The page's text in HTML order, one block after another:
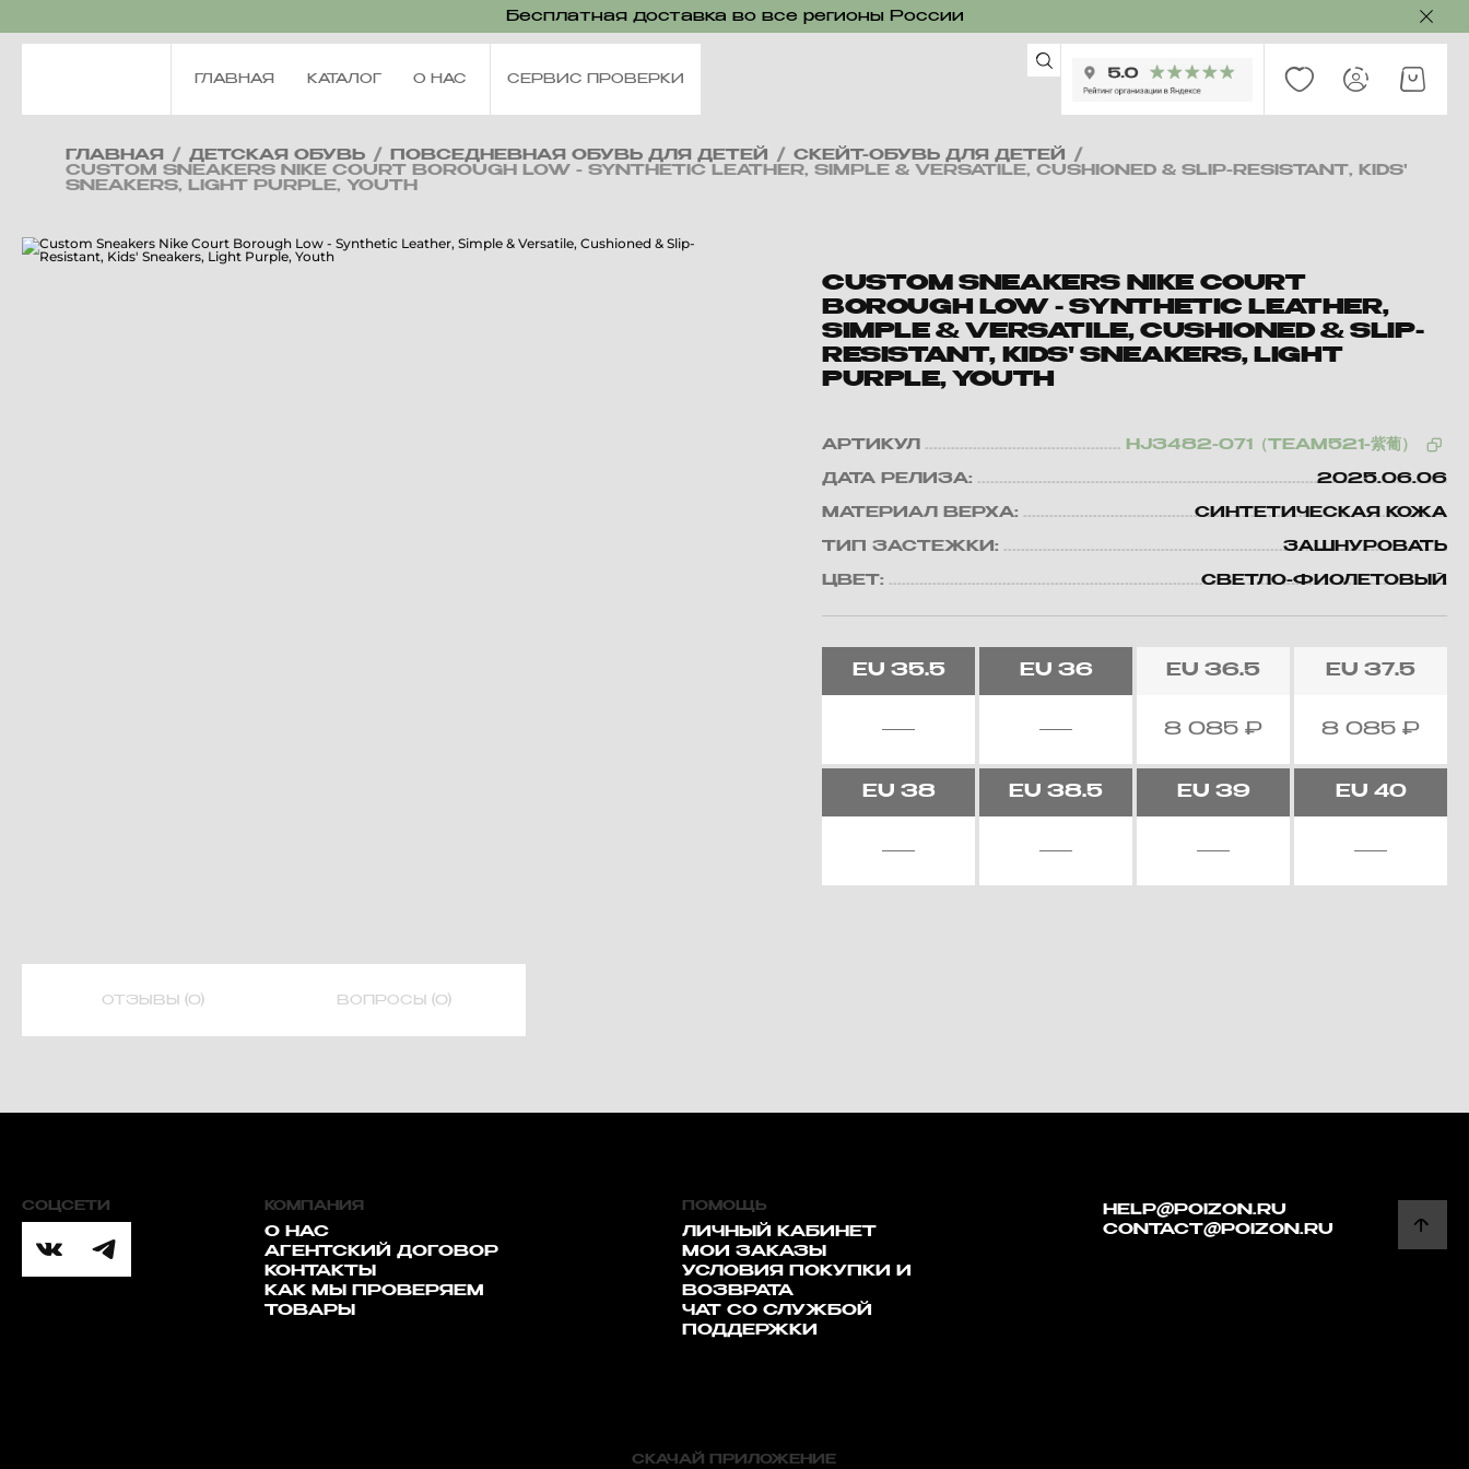
Бесплатная доставка во все регионы России
ГЛАВНАЯ КАТАЛОГ О НАС СЕРВИС ПРОВЕРКИ
ГЛАВНАЯ / ДЕТСКАЯ ОБУВЬ / ПОВСЕДНЕВНАЯ ОБУВЬ ДЛЯ ДЕТЕЙ / СКЕЙТ-ОБУВЬ ДЛЯ ДЕТЕЙ
/
CUSTOM SNEAKERS NIKE COURT BOROUGH LOW - SYNTHETIC LEATHER, SIMPLE & VERSATILE, CUSHIONED & SLIP-RESISTANT, KIDS'
SNEAKERS, LIGHT PURPLE, YOUTH
CUSTOM SNEAKERS NIKE COURT
BOROUGH LOW - SYNTHETIC LEATHER,
SIMPLE & VERSATILE, CUSHIONED & SLIP-
RESISTANT, KIDS' SNEAKERS, LIGHT
PURPLE, YOUTH
АРТИКУЛ HJ3482-071（TEAM521-紫葡）
ДАТА РЕЛИЗА: 2025.06.06
МАТЕРИАЛ ВЕРХА: СИНТЕТИЧЕСКАЯ КОЖА
ТИП ЗАСТЕЖКИ: ЗАШНУРОВАТЬ
ЦВЕТ: СВЕТЛО-ФИОЛЕТОВЫЙ
EU 35.5 EU 36 EU 36.5
8 085₽
EU 37.5
8 085 ₽
EU 38 EU 38.5 EU 39 EU 40
ОТЗЫВЫ (0) ВОПРОСЫ (0)
СОЦСЕТИ КОМПАНИЯ
О НАС
АГЕНТСКИЙ ДОГОВОР
КОНТАКТЫ
КАК МЫ ПРОВЕРЯЕМ
ТОВАРЫ
HELP@POIZON.RU
CONTACT@POIZON.RU
ПОМОЩЬ
ЛИЧНЫЙ КАБИНЕТ
МОИ ЗАКАЗЫ
УСЛОВИЯ ПОКУПКИ И
ВОЗВРАТА
ЧАТ СО СЛУЖБОЙ
ПОДДЕРЖКИ
СКАЧАЙ ПРИЛОЖЕНИЕ